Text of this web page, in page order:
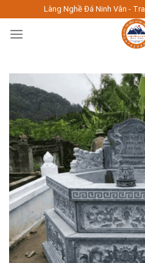
to
content
Làng Nghề Đá Ninh Vân -